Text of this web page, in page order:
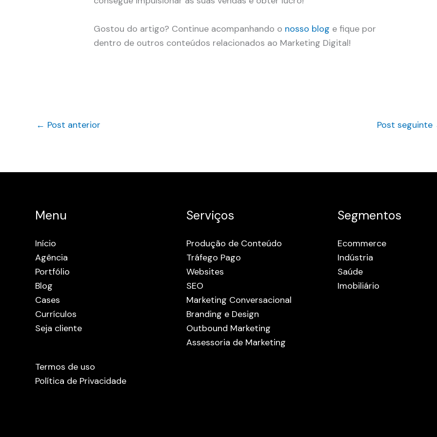
Gostou do artigo? Continue acompanhando o nosso blog e fique por
dentro de outros conteúdos relacionados ao Marketing Digital!
← Post anterior Post seguinte
Menu
Início
Agência
Portfólio
Blog
Cases
Currículos
Seja cliente
Termos de uso
Política de Privacidade
Serviços
Produção de Conteúdo
Tráfego Pago
Websites
SEO
Marketing Conversacional
Branding e Design
Outbound Marketing
Assessoria de Marketing
Segmentos
Ecommerce
Indústria
Saúde
Imobiliário